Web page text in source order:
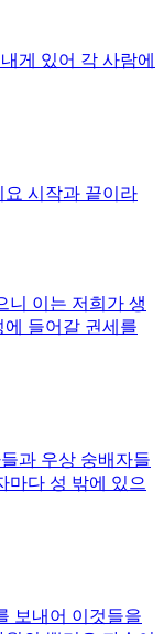
게 있어 각 사람에
시작과 끝이라
니 이는 저희가 생
들어갈 권세를
과 우상 숭배자들
마다 성 밖에 있으
보내어 이것들을